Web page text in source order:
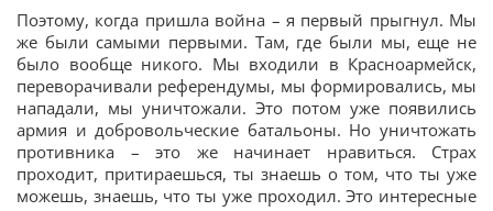
Поэтому, когда пришла война – я первый прыгнул. Мы
же были самыми первыми. Там, где были мы, еще не
было вообще никого. Мы входили в Красноармейск,
переворачивали референдумы, мы формировались, мы
нападали, мы уничтожали. Это потом уже появились
армия и добровольческие батальоны. Но уничтожать
противника – это же начинает нравиться. Страх
проходит, притираешься, ты знаешь о том, что ты уже
можешь, знаешь, что ты уже проходил. Это интересные